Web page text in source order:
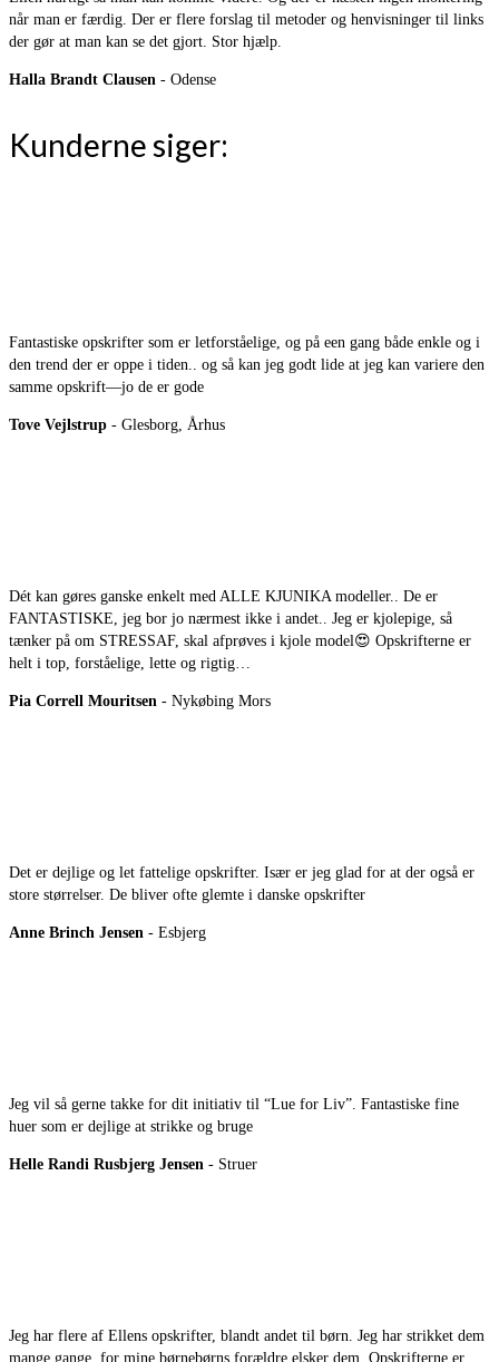
når man er færdig. Der er flere forslag til metoder og henvisninger til links
der gør at man kan se det gjort. Stor hjælp.
Halla Brandt Clausen - Odense
Kunderne siger:
Fantastiske opskrifter som er letforståelige, og på een gang både enkle og i
den trend der er oppe i tiden.. og så kan jeg godt lide at jeg kan variere den
samme opskrift—jo de er gode
Tove Vejlstrup - Glesborg, Århus
Dét kan gøres ganske enkelt med ALLE KJUNIKA modeller.. De er
FANTASTISKE, jeg bor jo nærmest ikke i andet.. Jeg er kjolepige, så
tænker på om STRESSAF, skal afprøves i kjole model😍 Opskrifterne er
helt i top, forståelige, lette og rigtig…
Pia Correll Mouritsen - Nykøbing Mors
Det er dejlige og let fattelige opskrifter. Især er jeg glad for at der også er
store størrelser. De bliver ofte glemte i danske opskrifter
Anne Brinch Jensen - Esbjerg
Jeg vil så gerne takke for dit initiativ til “Lue for Liv”. Fantastiske fine
huer som er dejlige at strikke og bruge
Helle Randi Rusbjerg Jensen - Struer
Jeg har flere af Ellens opskrifter, blandt andet til børn. Jeg har strikket dem
mange gange, for mine børnebørns forældre elsker dem. Opskrifterne er